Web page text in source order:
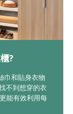
?
巾和貼身衣物
不到想穿的衣
能有效利用每